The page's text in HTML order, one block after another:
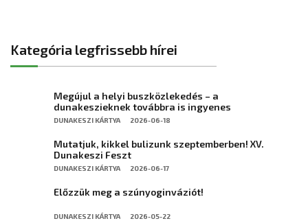
Kategória legfrissebb hírei
Megújul a helyi buszközlekedés – a
dunakeszieknek továbbra is ingyenes
DUNAKESZI KÁRTYA 2026-06-18
Mutatjuk, kikkel bulizunk szeptemberben! XV.
Dunakeszi Feszt
DUNAKESZI KÁRTYA 2026-06-17
Előzzük meg a szúnyoginváziót!
DUNAKESZI KÁRTYA 2026-05-22